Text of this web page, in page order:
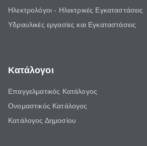
Ηλεκτρολόγοι - Ηλεκτρικές Εγκαταστάσεις
Υδραυλικές εργασίες και Εγκαταστάσεις
Κατάλογοι
Επαγγελματικός Κατάλογος
Ονομαστικός Κατάλογος
Κατάλογος Δημοσίου